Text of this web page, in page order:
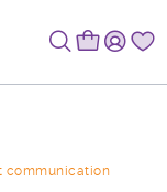
communication